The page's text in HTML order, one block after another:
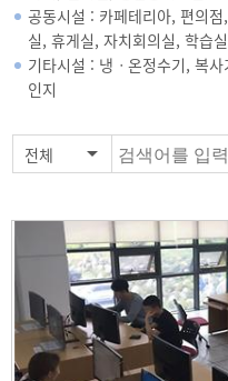
공동시설 : 카페테리아, 편의
실, 휴게실, 자치회의실, 학습실
기타시설 : 냉ㆍ온정수기, 복
인지
전체